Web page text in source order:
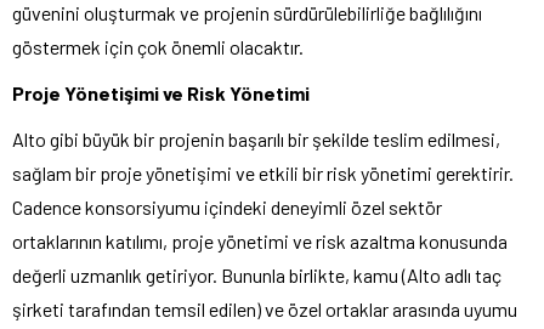
güvenini oluşturmak ve projenin sürdürülebilirliğe bağlılığını
göstermek için çok önemli olacaktır.
Proje Yönetişimi ve Risk Yönetimi
Alto gibi büyük bir projenin başarılı bir şekilde teslim edilmesi,
sağlam bir proje yönetişimi ve etkili bir risk yönetimi gerektirir.
Cadence konsorsiyumu içindeki deneyimli özel sektör
ortaklarının katılımı, proje yönetimi ve risk azaltma konusunda
değerli uzmanlık getiriyor. Bununla birlikte, kamu (Alto adlı taç
şirketi tarafından temsil edilen) ve özel ortaklar arasında uyumu